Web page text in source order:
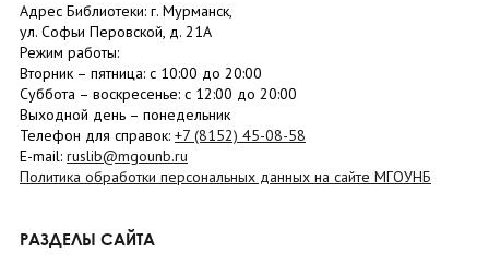
Адрес Библиотеки: г. Мурманск,
ул. Софьи Перовской, д. 21А
Режим работы:
Вторник – пятница: с 10:00 до 20:00
Суббота – воскресенье: c 12:00 до 20:00
Выходной день – понедельник
Телефон для справок: +7 (8152) 45-08-58
E-mail: ruslib@mgounb.ru
Политика обработки персональных данных на сайте МГОУНБ
РАЗДЕЛЫ САЙТА